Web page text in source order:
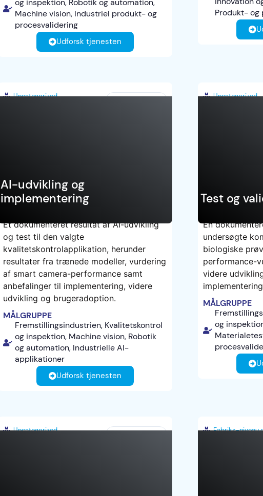
og inspektion, Robotik og automation,
Machine vision, Industriel produkt- og
procesvalidering
Udforsk tjenesten
Produkt- og
Uncategorized
AI-udvikling og
implementering
TEST
Et dokumenteret resultat af AI-udvikling
og test til den valgte
kvalitetskontrolapplikation, herunder
resultater fra trænede modeller, vurdering
af smart camera-performance samt
anbefalinger til implementering, videre
udvikling og brugeradoption.
MÅLGRUPPE
Fremstillingsindustrien, Kvalitetskontrol
og inspektion, Machine vision, Robotik
og automation, Industrielle AI-
applikationer
Udforsk tjenesten
Uncategorized
Test og
En
undersøgte
biologiske
performance-
videre
MÅLGRUPPE
og
Uncategorized Fabriks-niveau